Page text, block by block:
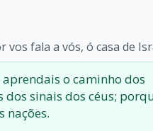
vos fala a vós, ó casa de
o caminho dos
dos sinais dos céus;
nações.